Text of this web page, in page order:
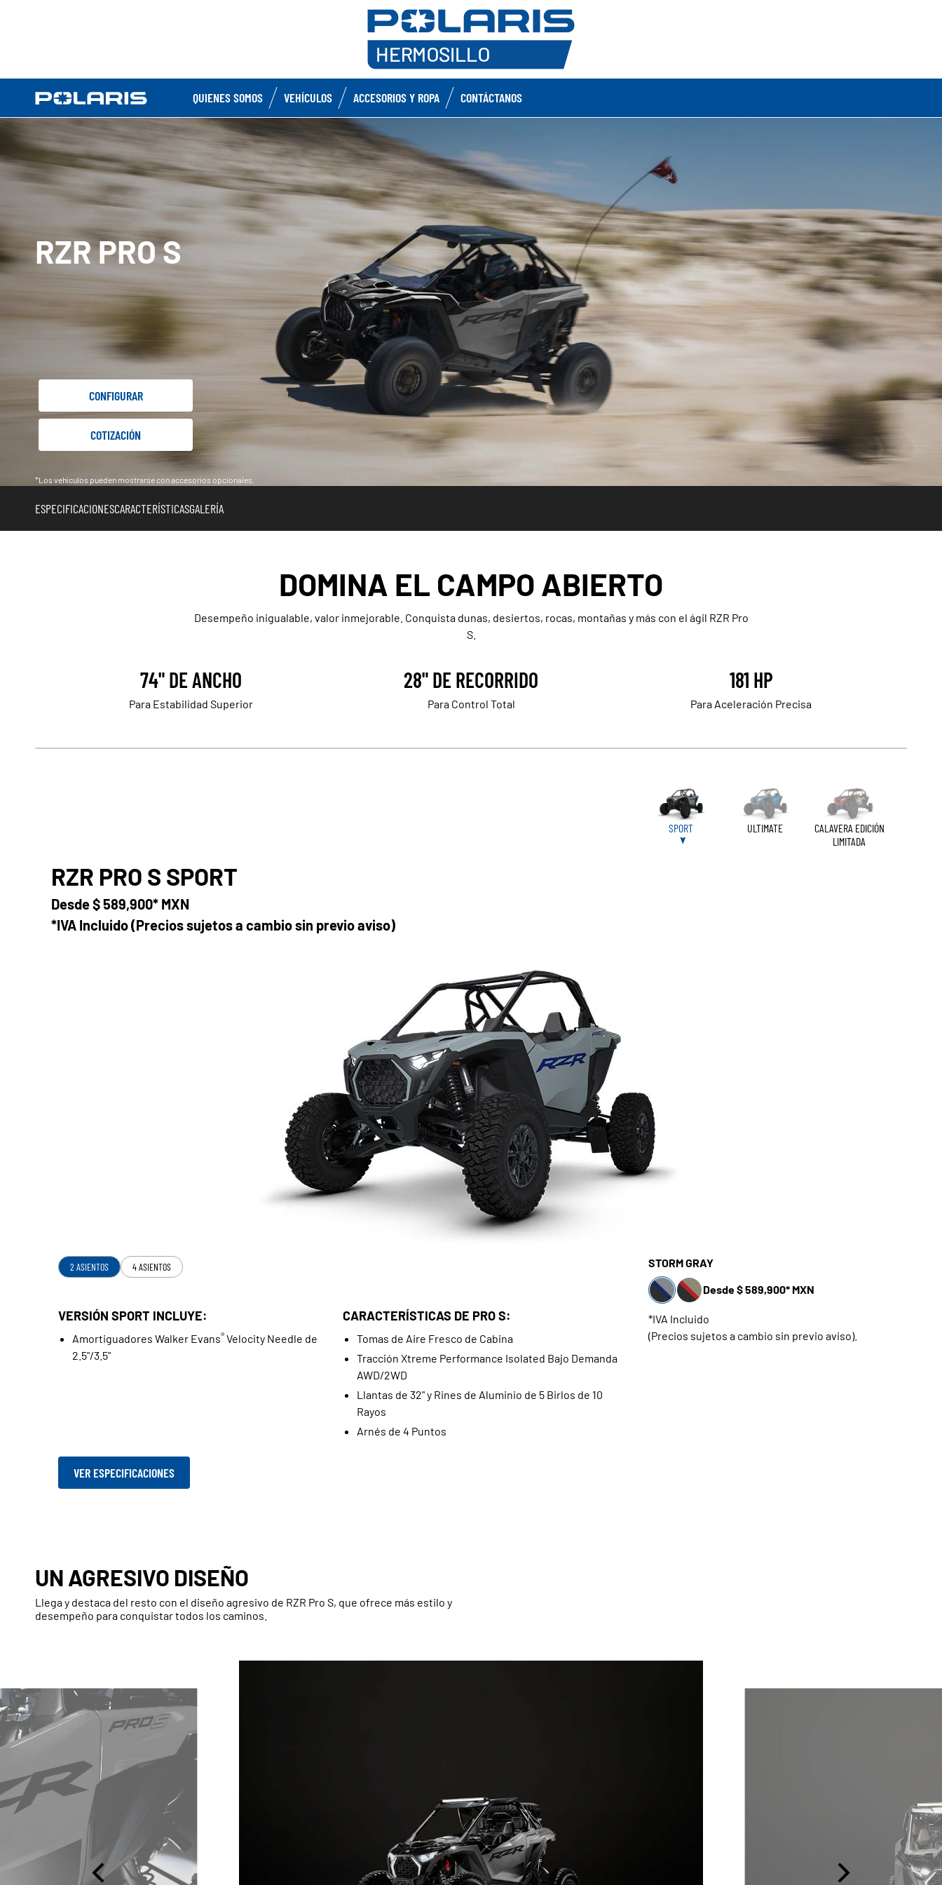
QUIENES SOMOS VEHÍCULOS ACCESORIOS Y ROPA CONTÁCTANOS
RZR PRO S
CONFIGURAR
COTIZACIÓN
*Los vehículos pueden mostrarse con accesorios opcionales.
ESPECIFICACIONESCARACTERÍSTICASGALERÍA
DOMINA EL CAMPO ABIERTO
Desempeño inigualable, valor inmejorable. Conquista dunas, desiertos, rocas, montañas y más con el ágil RZR Pro
S.
74" DE ANCHO
Para Estabilidad Superior
28" DE RECORRIDO
Para Control Total
181 HP
Para Aceleración Precisa
SPORT ULTIMATE
CALAVERA EDICIÓN
LIMITADA
RZR PRO S SPORT
Desde$ 589,900* MXN
*IVA Incluido (Precios sujetos a cambio sin previo aviso)
2 ASIENTOS 4 ASIENTOS STORM GRAY
Desde $ 589,900* MXN
*IVA Incluido
(Precios sujetos a cambio sin previo aviso).
VERSIÓN SPORT INCLUYE:
Amortiguadores Walker Evans®Velocity Needle de
2.5"/3.5"
CARACTERÍSTICAS DE PRO S:
Tomas de Aire Fresco de Cabina
Tracción Xtreme Performance Isolated Bajo Demanda
AWD/2WD
Llantas de 32" y Rines de Aluminio de 5 Birlos de 10
Rayos
Arnés de 4 Puntos
VER ESPECIFICACIONES
UN AGRESIVO DISEÑO
Llega y destaca del resto con el diseño agresivo de RZR Pro S, que ofrece más estilo y
desempeño para conquistar todos los caminos.